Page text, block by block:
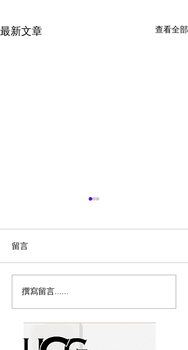
最新文章 查看全部
Magic Bullet MBR-1702
多功能食物料理机/榨汁机
17件套5.8折
留言
撰寫留言......